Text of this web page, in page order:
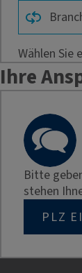
Wählen Sie
Ihre
Bitte
stehen
PLZ